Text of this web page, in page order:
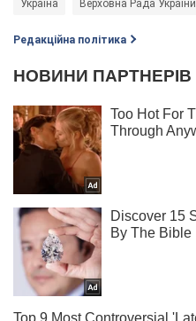
Україна Верховна Рада України
Редакційна політика